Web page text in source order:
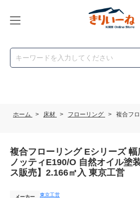
ホーム > 床材 > フローリング > 複合フ
複合フローリング Eシリーズ
ノッティE190/O 自然オイル塗
ス販売】2.166㎡入 東京工営
メーカー 東京工営